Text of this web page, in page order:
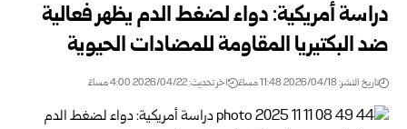
دراسة أمريكية: دواء لضغط الدم يظهر فعالية
ضد البكتيريا المقاومة للمضادات الحيوية
تاريخ النشر: 2026/04/18 11:48 مساءً اخر تحديث: 2026/04/22 4:00 مساءً